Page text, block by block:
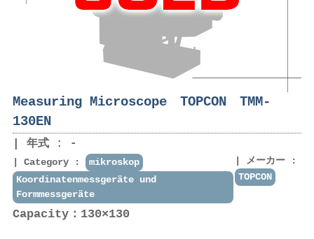
Measuring Microscope TOPCON TMM-
130EN
年式 : -
Category :
mikroskop
Koordinatenmessgeräte und
Formmessgeräte
メーカー :
TOPCON
Capacity：130×130